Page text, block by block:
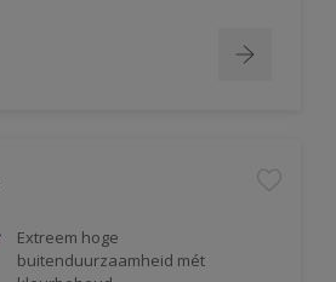
Extreem hoge
buitenduurzaamheid mét